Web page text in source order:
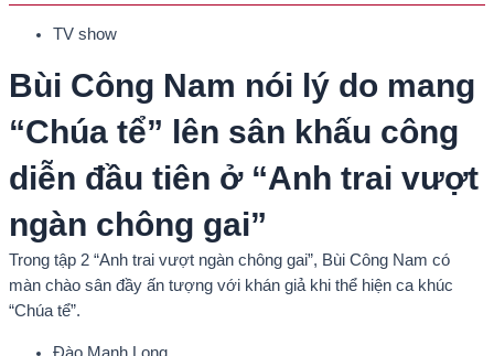
TV show
Bùi Công Nam nói lý do mang
“Chúa tể” lên sân khấu công
diễn đầu tiên ở “Anh trai vượt
ngàn chông gai”
Trong tập 2 “Anh trai vượt ngàn chông gai”, Bùi Công Nam có
màn chào sân đầy ấn tượng với khán giả khi thể hiện ca khúc
“Chúa tể”.
Đào Mạnh Long